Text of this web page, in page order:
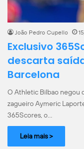
João Pedro Cupello
Exclusivo
descarta
Barcelona
O Athletic Bilbao negou
zagueiro Aymeric
365Scores, o…
Leia mais >